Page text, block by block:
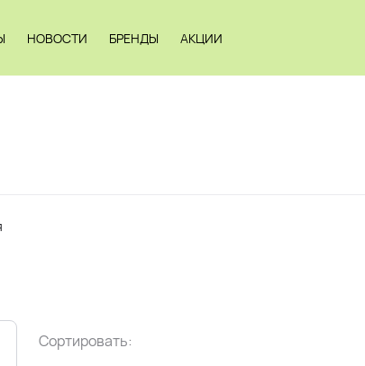
НОВОСТИ БРЕНДЫ
АКЦИИ
Сортировать: